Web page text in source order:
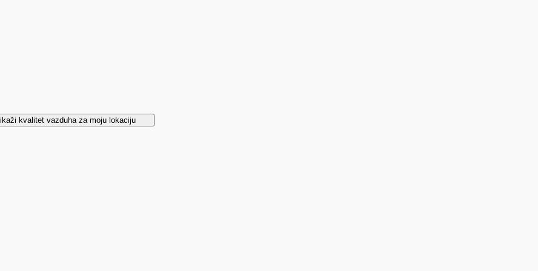
kvalitet vazduha za moju lokaciju